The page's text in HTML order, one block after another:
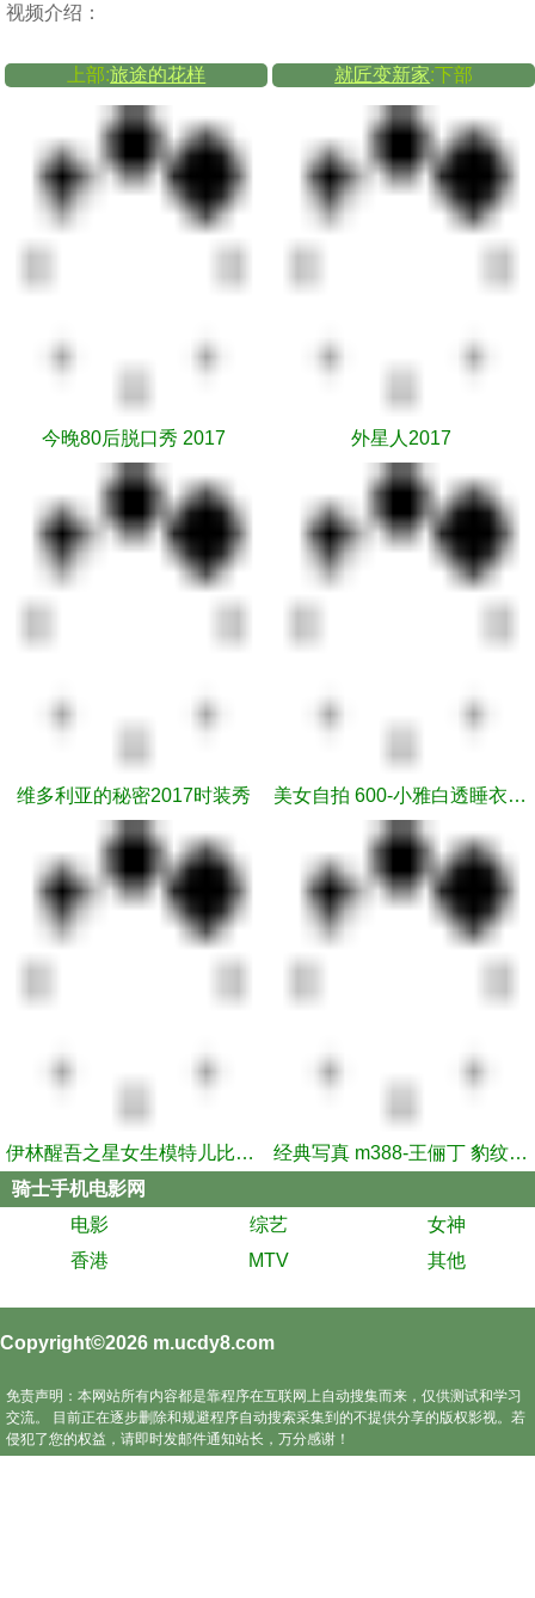
视频介绍：
上部:旅途的花样 就匠变新家:下部
今晚80后脱口秀 2017 外星人2017
维多利亚的秘密2017时装秀 美女自拍 600-小雅白透睡衣跳舞黄金秀2
伊林醒吾之星女生模特儿比基尼泳装走秀
经典写真 m388-王俪丁 豹纹小野猫秀人网金牌摄影师果哥
骑士手机电影网
电影
综艺
女神
香港
MTV 其他
Copyright©2026 m.ucdy8.com
免责声明：本网站所有内容都是靠程序在互联网上自动搜集而来，仅供测试和学习
交流。 目前正在逐步删除和规避程序自动搜索采集到的不提供分享的版权影视。若
侵犯了您的权益，请即时发邮件通知站长，万分感谢！